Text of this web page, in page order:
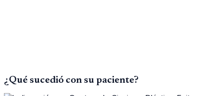
¿Qué sucedió con su paciente?